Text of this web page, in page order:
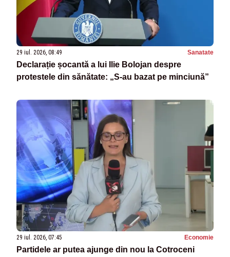
29 iul. 2026, 08:49 Sanatate
Declarație șocantă a lui Ilie Bolojan despre
protestele din sănătate: „S-au bazat pe minciună”
29 iul. 2026, 07:45 Economie
Partidele ar putea ajunge din nou la Cotroceni